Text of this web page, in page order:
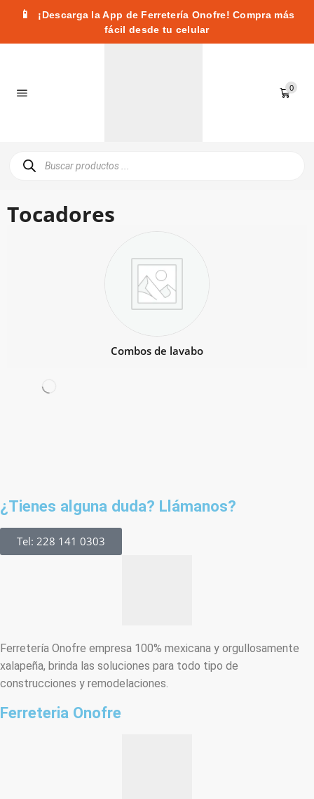
📱
¡Descarga la App de Ferretería Onofre! Compra más
fácil desde tu celular
0
Tocadores
Combos de lavabo
¿Tienes alguna duda? Llámanos?
Tel: 228 141 0303
Ferretería Onofre empresa 100% mexicana y orgullosamente
xalapeña, brinda las soluciones para todo tipo de
construcciones y remodelaciones.
Ferreteria Onofre